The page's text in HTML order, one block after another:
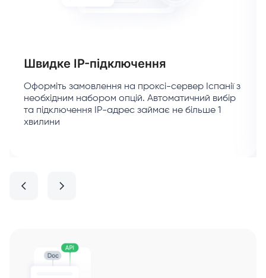
Швидке IP-підключення
Оформіть замовлення на проксі-сервер Іспанії з
необхідним набором опцій. Автоматичний вибір
та підключення IP-адрес займає не більше 1
хвилини